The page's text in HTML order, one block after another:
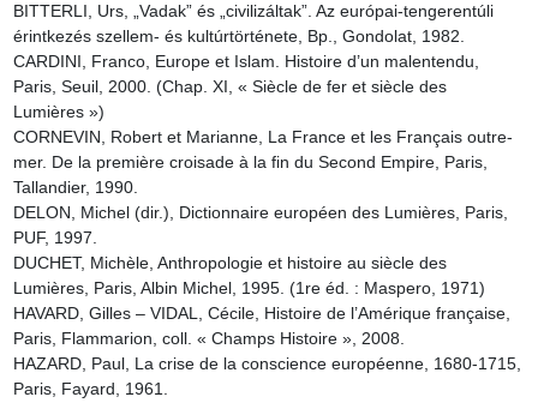
BITTERLI, Urs, „Vadak” és „civilizáltak”. Az európai-tengerentúli
érintkezés szellem- és kultúrtörténete, Bp., Gondolat, 1982.
CARDINI, Franco, Europe et Islam. Histoire d’un malentendu,
Paris, Seuil, 2000. (Chap. XI, « Siècle de fer et siècle des
Lumières »)
CORNEVIN, Robert et Marianne, La France et les Français outre-
mer. De la première croisade à la fin du Second Empire, Paris,
Tallandier, 1990.
DELON, Michel (dir.), Dictionnaire européen des Lumières, Paris,
PUF, 1997.
DUCHET, Michèle, Anthropologie et histoire au siècle des
Lumières, Paris, Albin Michel, 1995. (1re éd. : Maspero, 1971)
HAVARD, Gilles – VIDAL, Cécile, Histoire de l’Amérique française,
Paris, Flammarion, coll. « Champs Histoire », 2008.
HAZARD, Paul, La crise de la conscience européenne, 1680-1715,
Paris, Fayard, 1961.